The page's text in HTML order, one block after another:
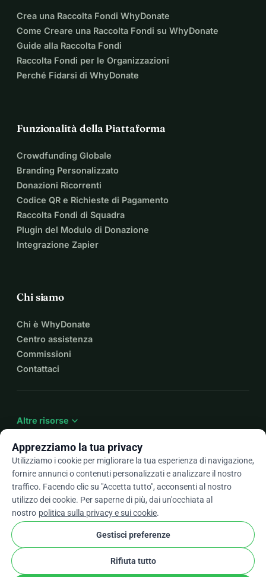
Crea una Raccolta Fondi WhyDonate
Come Creare una Raccolta Fondi su WhyDonate
Guide alla Raccolta Fondi
Raccolta Fondi per le Organizzazioni
Perché Fidarsi di WhyDonate
Funzionalità della Piattaforma
Crowdfunding Globale
Branding Personalizzato
Donazioni Ricorrenti
Codice QR e Richieste di Pagamento
Raccolta Fondi di Squadra
Plugin del Modulo di Donazione
Integrazione Zapier
Chi siamo
Chi è WhyDonate
Centro assistenza
Commissioni
Contattaci
Altre risorse expand_more
It arrow_drop_down
★★★★★4,9 / 5 basato su oltre 500 recensioni
WhyDonatePrivacy e cookie
Termini e condizioni
Apprezziamo la tua privacy
Utilizziamo i cookie per migliorare la tua esperienza di navigazione,
fornire annunci o contenuti personalizzati e analizzare il nostro
traffico. Facendo clic su "Accetta tutto", acconsenti al nostro
utilizzo dei cookie. Per saperne di più, dai un'occhiata al
nostro politica sulla privacy e sui cookie.
Gestisci preferenze
Rifiuta tutto